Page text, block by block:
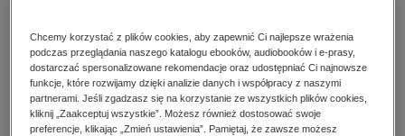
edukacja
hobby, sport, rozrywka
komputery, internet, technologie, informatyka
High-contrast mode
Polecane
Chcemy korzystać z plików cookies, aby zapewnić Ci najlepsze wrażenia
podczas przeglądania naszego katalogu ebooków, audiobooków i e-prasy,
dostarczać spersonalizowane rekomendacje oraz udostępniać Ci najnowsze
funkcje, które rozwijamy dzięki analizie danych i współpracy z naszymi
partnerami. Jeśli zgadzasz się na korzystanie ze wszystkich plików cookies,
kliknij „Zaakceptuj wszystkie”. Możesz również dostosować swoje
preferencje, klikając „Zmień ustawienia”. Pamiętaj, że zawsze możesz